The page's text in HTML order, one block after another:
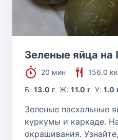
Зеленые яйца на
20 мин
156.0
Б:13.0 г Ж:11.0 г У:1.0
Зеленые пасхальные
куркумы и каркаде.
окрашивания.